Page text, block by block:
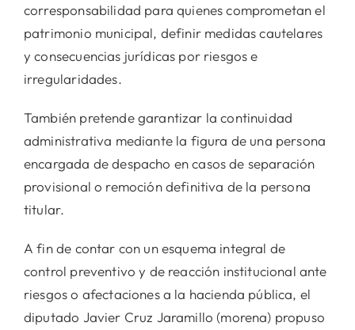
corresponsabilidad para quienes comprometan el
patrimonio municipal, definir medidas cautelares
y consecuencias jurídicas por riesgos e
irregularidades.
También pretende garantizar la continuidad
administrativa mediante la figura de una persona
encargada de despacho en casos de separación
provisional o remoción definitiva de la persona
titular.
A fin de contar con un esquema integral de
control preventivo y de reacción institucional ante
riesgos o afectaciones a la hacienda pública, el
diputado Javier Cruz Jaramillo (morena) propuso